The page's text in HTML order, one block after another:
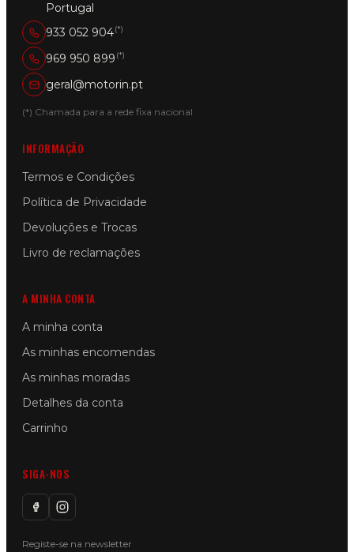
Portugal
933 052 904(*)
969 950 899 (*)
geral@motorin.pt
(*) Chamada para a rede fixa nacional
INFORMAÇÃO
Termos e Condições
Política de Privacidade
Devoluções e Trocas
Livro de reclamações
A MINHA CONTA
A minha conta
As minhas encomendas
As minhas moradas
Detalhes da conta
Carrinho
SIGA-NOS
Registe-se na newsletter